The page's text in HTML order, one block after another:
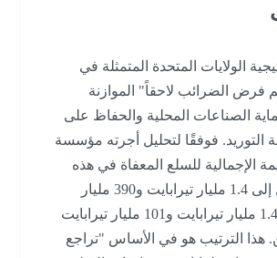
المتحدة المتمثلة في
الضرائب لاحقاً" الموازنة
الصناعات المحلية والحفاظ على
فوفقًا لتحليل أجرته مؤسسة
للسلع المعفاة في هذه
الجولة ما يصل إلى 1.4 مليار تيرابايت و390 مليار
تيرابايت، منها 1.4 مليار تيرابايت و101 مليار تيرابايت
الترتيب هو في الأساس "تراجع